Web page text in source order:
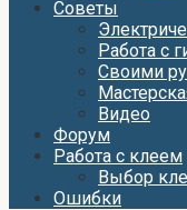
Советы
Работа с
Своими
Видео
Форум
Работа с клеем
Выбор
Ошибки